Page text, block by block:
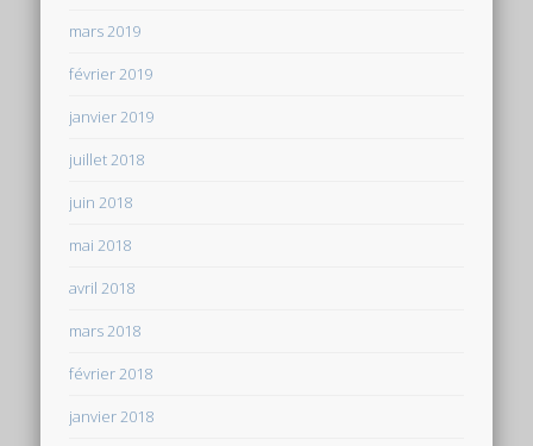
mars 2019
février 2019
janvier 2019
juillet 2018
juin 2018
mai 2018
avril 2018
mars 2018
février 2018
janvier 2018